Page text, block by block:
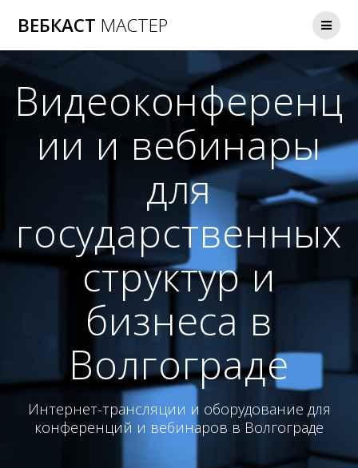
ВЕБКАСТ МАСТЕР
Видеоконференц
ии и вебинары
для
государственных
структур и
бизнеса в
Волгограде
Интернет-трансляции и оборудование для
конференций и вебинаров в Волгограде